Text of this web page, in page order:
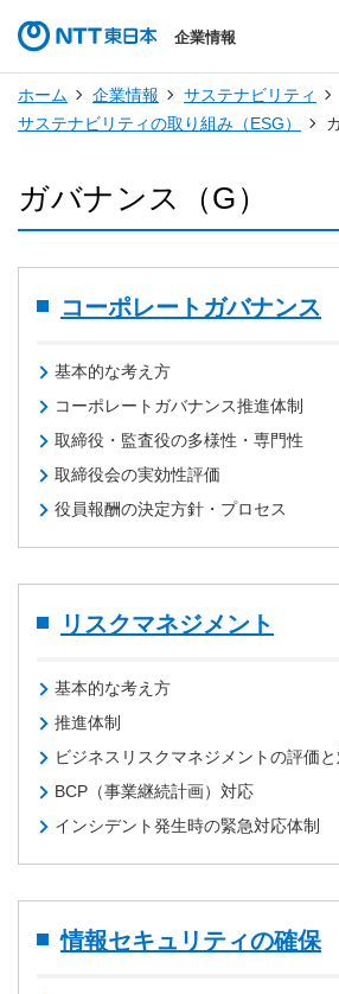
企業情報
ホーム 企業情報
サステナビリティ
サステナビリティの取り組み（ESG）
ガバナンス（G）
コーポレートガバナンス
基本的な考え方
コーポレートガバナンス推進体制
取締役・監査役の多様性・専門性
取締役会の実効性評価
役員報酬の決定方針・プロセス
リスクマネジメント
基本的な考え方
推進体制
ビジネスリスクマネジメントの評価
BCP（事業継続計画）対応
インシデント発生時の緊急対応体制
情報セキュリティの確保